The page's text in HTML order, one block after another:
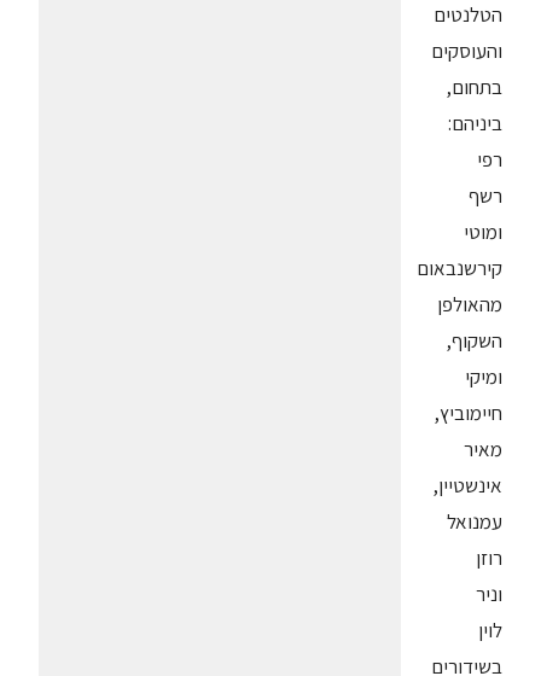
הטלנטים
והעוסקים
בתחום,
ביניהם:
רפי
רשף
ומוטי
קירשנבאום
מהאולפן
השקוף,
ומיקי
חיימוביץ,
מאיר
אינשטיין,
עמנואל
רוזן
וניר
לוין
בשידורים